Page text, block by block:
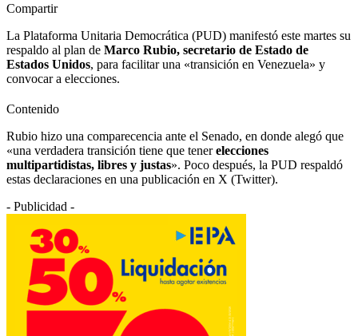
Compartir
La Plataforma Unitaria Democrática (PUD) manifestó este martes su
respaldo al plan de Marco Rubio, secretario de Estado de
Estados Unidos, para facilitar una «transición en Venezuela» y
convocar a elecciones.
Contenido
Rubio hizo una comparecencia ante el Senado, en donde alegó que
«una verdadera transición tiene que tenerelecciones
multipartidistas, libres y justas». Poco después, la PUD respaldó
estas declaraciones en una publicación en X (Twitter).
- Publicidad -